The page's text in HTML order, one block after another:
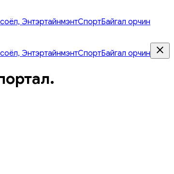
ЭнтэртайнмэнтСпортБайгал орчин
ЭнтэртайнмэнтСпортБайгал орчин